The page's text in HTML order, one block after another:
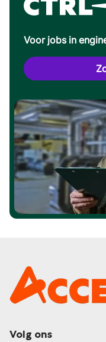
Voor jobs in
Volg ons